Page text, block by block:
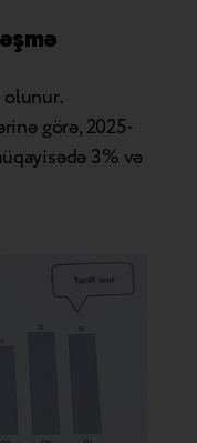
olunur.
görə, 2025-
3% və